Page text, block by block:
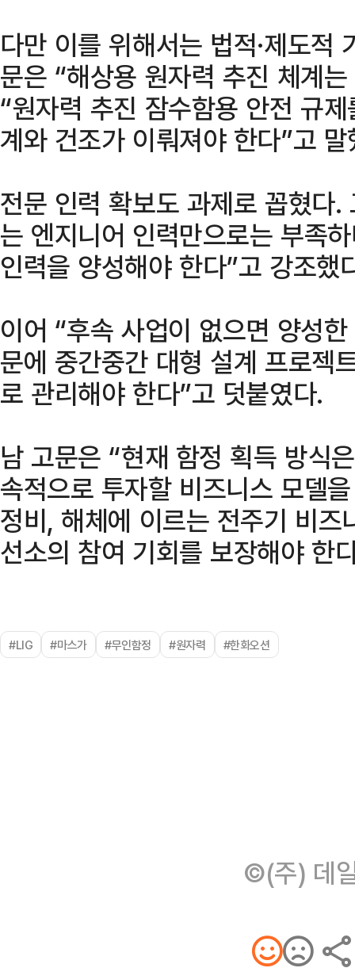
다만 이를 위해서는 법적·제도적
문은 “해상용 원자력 추진 체계
“원자력 추진 잠수함용 안전 규
계와 건조가 이뤄져야 한다”고
전문 인력 확보도 과제로 꼽혔다
는 엔지니어 인력만으로는 부족
인력을 양성해야 한다”고 강조했
이어 “후속 사업이 없으면 양성
문에 중간중간 대형 설계 프로젝
로 관리해야 한다”고 덧붙였다.
남 고문은 “현재 함정 획득 방식
속적으로 투자할 비즈니스 모델
정비, 해체에 이르는 전주기 비
선소의 참여 기회를 보장해야 한
#LIG #마스가 #무인함정 #원자력 #한화오션
©(주) 데